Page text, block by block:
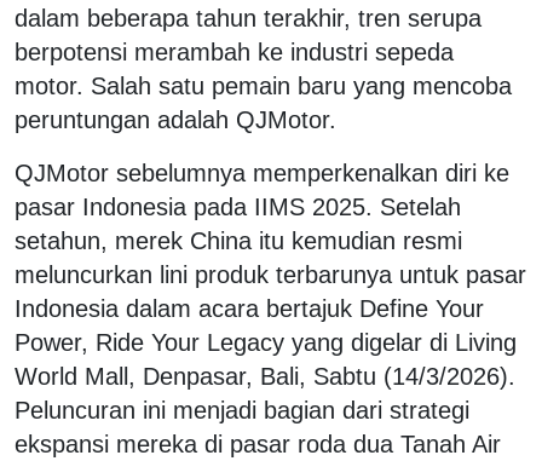
dalam beberapa tahun terakhir, tren serupa
berpotensi merambah ke industri sepeda
motor. Salah satu pemain baru yang mencoba
peruntungan adalah QJMotor.
QJMotor sebelumnya memperkenalkan diri ke
pasar Indonesia pada IIMS 2025. Setelah
setahun, merek China itu kemudian resmi
meluncurkan lini produk terbarunya untuk pasar
Indonesia dalam acara bertajuk Define Your
Power, Ride Your Legacy yang digelar di Living
World Mall, Denpasar, Bali, Sabtu (14/3/2026).
Peluncuran ini menjadi bagian dari strategi
ekspansi mereka di pasar roda dua Tanah Air